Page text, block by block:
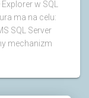
w SQL
ma na celu:
SQL Server
mechanizm